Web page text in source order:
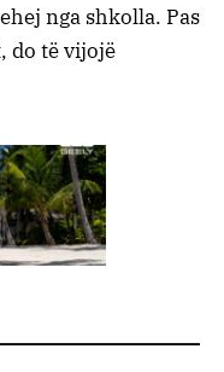
nga shkolla. Pas
do të vijojë